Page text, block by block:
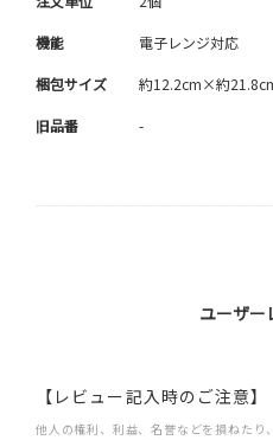
機能 電子レンジ対応
梱包サイズ 約12.2cm×約
旧品番 -
ユーザー
【レビュー記入時のご注意】
他人の権利、利益、名誉などを損ねたり